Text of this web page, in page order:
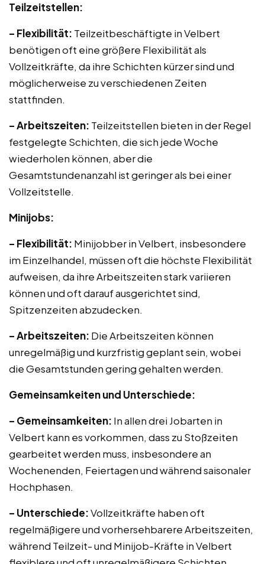
Teilzeitstellen:
– Flexibilität: Teilzeitbeschäftigte in Velbert
benötigen oft eine größere Flexibilität als
Vollzeitkräfte, da ihre Schichten kürzer sind und
möglicherweise zu verschiedenen Zeiten
stattfinden.
– Arbeitszeiten: Teilzeitstellen bieten in der Regel
festgelegte Schichten, die sich jede Woche
wiederholen können, aber die
Gesamtstundenanzahl ist geringer als bei einer
Vollzeitstelle.
Minijobs:
– Flexibilität: Minijobber in Velbert, insbesondere
im Einzelhandel, müssen oft die höchste Flexibilität
aufweisen, da ihre Arbeitszeiten stark variieren
können und oft darauf ausgerichtet sind,
Spitzenzeiten abzudecken.
– Arbeitszeiten: Die Arbeitszeiten können
unregelmäßig und kurzfristig geplant sein, wobei
die Gesamtstunden gering gehalten werden.
Gemeinsamkeiten und Unterschiede:
– Gemeinsamkeiten: In allen drei Jobarten in
Velbert kann es vorkommen, dass zu Stoßzeiten
gearbeitet werden muss, insbesondere an
Wochenenden, Feiertagen und während saisonaler
Hochphasen.
– Unterschiede:Vollzeitkräfte haben oft
regelmäßigere und vorhersehbarere Arbeitszeiten,
während Teilzeit- und Minijob-Kräfte in Velbert